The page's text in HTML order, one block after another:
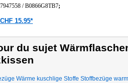
/B0866G8TB7;
15.95*
du sujet
Wärme kuschlige Stoffe Stoffbezüge